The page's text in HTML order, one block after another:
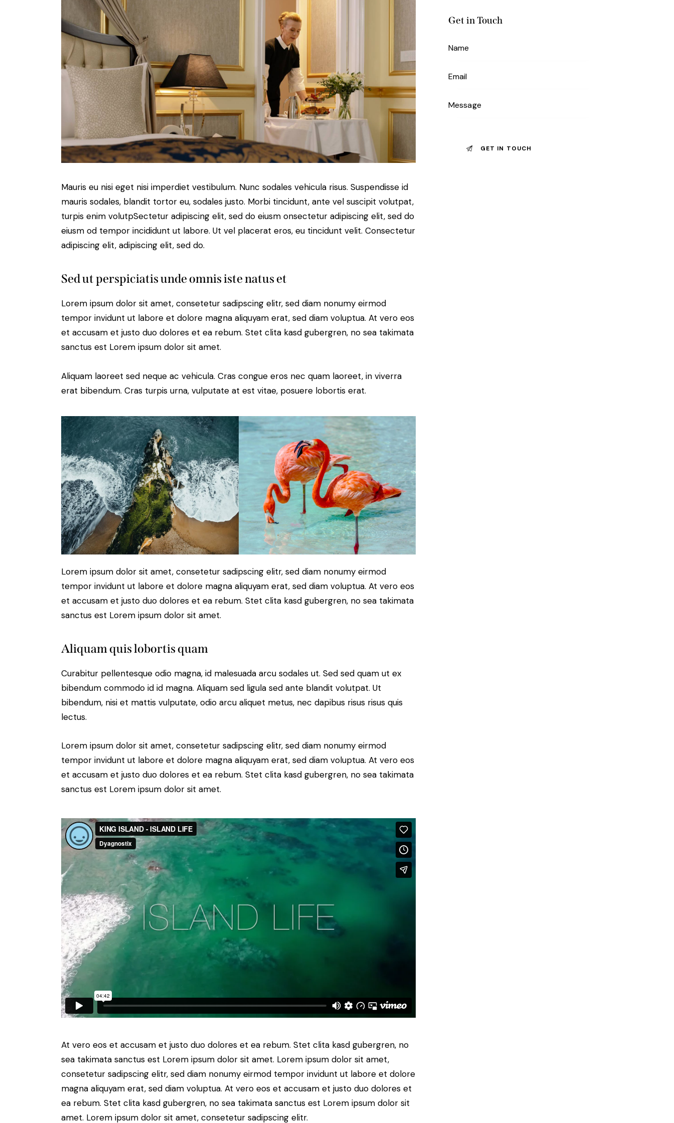
Mauris eu nisi eget nisi imperdiet vestibulum. Nunc sodales vehicula risus. Suspendisse id
mauris sodales, blandit tortor eu, sodales justo. Morbi tincidunt, ante vel suscipit volutpat,
turpis enim volutpSectetur adipiscing elit, sed do eiusm onsectetur adipiscing elit, sed do
eiusm od tempor incididunt ut labore. Ut vel placerat eros, eu tincidunt velit. Consectetur
adipiscing elit, adipiscing elit, sed do.
Sed ut perspiciatis unde omnis iste natus et
Lorem ipsum dolor sit amet, consetetur sadipscing elitr, sed diam nonumy eirmod
tempor invidunt ut labore et dolore magna aliquyam erat, sed diam voluptua. At vero eos
et accusam et justo duo dolores et ea rebum. Stet clita kasd gubergren, no sea takimata
sanctus est Lorem ipsum dolor sit amet.
Aliquam laoreet sed neque ac vehicula. Cras congue eros nec quam laoreet, in viverra
erat bibendum. Cras turpis urna, vulputate at est vitae, posuere lobortis erat.
Lorem ipsum dolor sit amet, consetetur sadipscing elitr, sed diam nonumy eirmod
tempor invidunt ut labore et dolore magna aliquyam erat, sed diam voluptua. At vero eos
et accusam et justo duo dolores et ea rebum. Stet clita kasd gubergren, no sea takimata
sanctus est Lorem ipsum dolor sit amet.
Aliquam quis lobortis quam
Curabitur pellentesque odio magna, id malesuada arcu sodales ut. Sed sed quam ut ex
bibendum commodo id id magna. Aliquam sed ligula sed ante blandit volutpat. Ut
bibendum, nisi et mattis vulputate, odio arcu aliquet metus, nec dapibus risus risus quis
lectus.
Lorem ipsum dolor sit amet, consetetur sadipscing elitr, sed diam nonumy eirmod
tempor invidunt ut labore et dolore magna aliquyam erat, sed diam voluptua. At vero eos
et accusam et justo duo dolores et ea rebum. Stet clita kasd gubergren, no sea takimata
sanctus est Lorem ipsum dolor sit amet.
At vero eos et accusam et justo duo dolores et ea rebum. Stet clita kasd gubergren, no
sea takimata sanctus est Lorem ipsum dolor sit amet. Lorem ipsum dolor sit amet,
consetetur sadipscing elitr, sed diam nonumy eirmod tempor invidunt ut labore et dolore
magna aliquyam erat, sed diam voluptua. At vero eos et accusam et justo duo dolores et
ea rebum. Stet clita kasd gubergren, no sea takimata sanctus est Lorem ipsum dolor sit
amet. Lorem ipsum dolor sit amet, consetetur sadipscing elitr.
Get in Touch